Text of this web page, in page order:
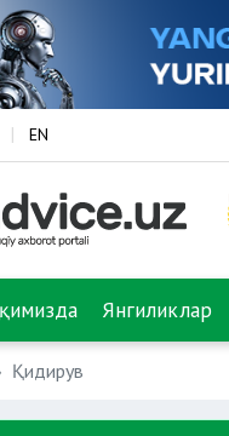
EN
Янгиликлар
Қидирув